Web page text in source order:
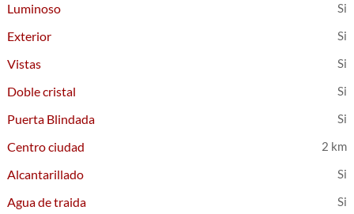
Luminoso
Exterior
Vistas
Doble cristal
Puerta Blindada
Centro ciudad
2 km
Alcantarillado
Agua de traida